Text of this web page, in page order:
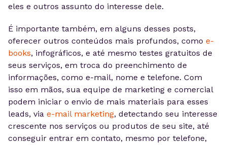
eles e outros assunto do interesse dele.
É importante também, em alguns desses posts,
oferecer outros conteúdos mais profundos, como e-
books, infográficos, e até mesmo testes gratuitos de
seus serviços, em troca do preenchimento de
informações, como e-mail, nome e telefone. Com
isso em mãos, sua equipe de marketing e comercial
podem iniciar o envio de mais materiais para esses
leads, via e-mail marketing, detectando seu interesse
crescente nos serviços ou produtos de seu site, até
conseguir entrar em contato, mesmo por telefone,